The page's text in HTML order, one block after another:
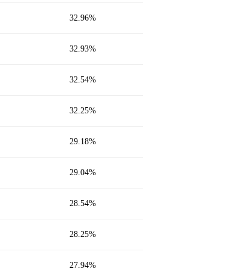
32.96%
32.93%
32.54%
32.25%
29.18%
29.04%
28.54%
28.25%
27.94%